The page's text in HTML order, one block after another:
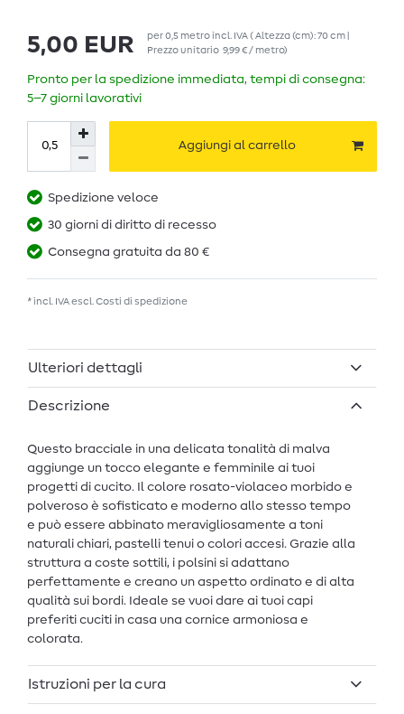
5,00 EUR per0,5 metroincl. IVA( Altezza (cm): 70 cm |
Prezzo unitario 9,99 € / metro)
Pronto per la spedizione immediata, tempi di consegna:
5–7 giorni lavorativi
Aggiungi al carrello
Spedizione veloce
30 giorni di diritto di recesso
Consegna gratuita da 80 €
* incl. IVA escl. Costi di spedizione
Ulteriori dettagli
Descrizione
Questo bracciale in una delicata tonalità di malva
aggiunge un tocco elegante e femminile ai tuoi
progetti di cucito. Il colore rosato-violaceo morbido e
polveroso è sofisticato e moderno allo stesso tempo
e può essere abbinato meravigliosamente a toni
naturali chiari, pastelli tenui o colori accesi. Grazie alla
struttura a coste sottili, i polsini si adattano
perfettamente e creano un aspetto ordinato e di alta
qualità sui bordi. Ideale se vuoi dare ai tuoi capi
preferiti cuciti in casa una cornice armoniosa e
colorata.
Istruzioni per la cura